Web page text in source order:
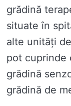
grădină
situate în
alte unități
pot cuprinde
grădină
grădină de